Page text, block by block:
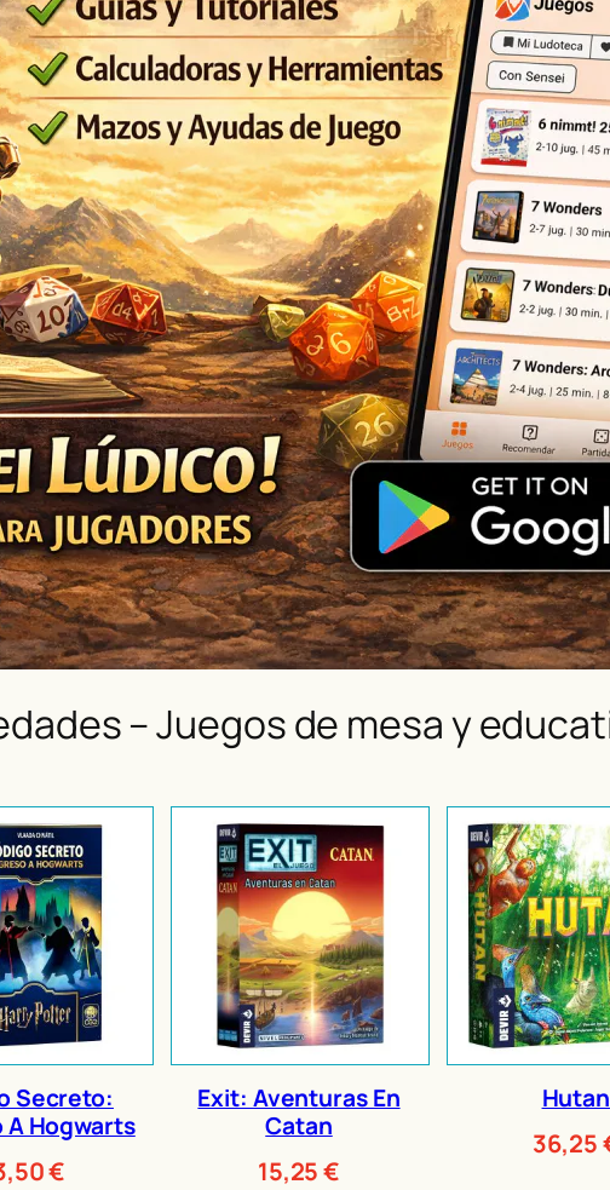
– Juegos de mesa y
Secreto:
A Hogwarts
€
Exit: Aventuras En
Catan
15,25€
Hutan
36,25